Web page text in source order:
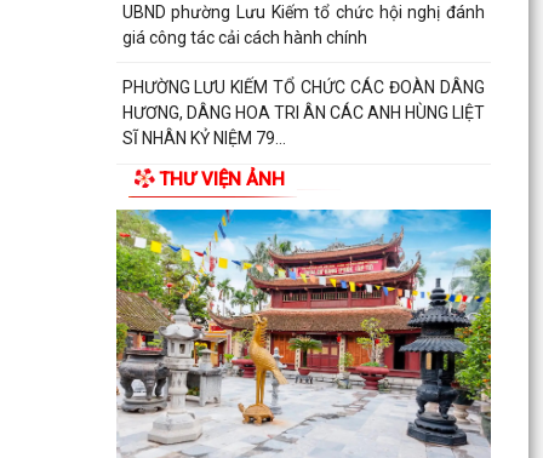
UBND phường Lưu Kiếm tổ chức hội nghị đánh
giá công tác cải cách hành chính
PHƯỜNG LƯU KIẾM TỔ CHỨC CÁC ĐOÀN DÂNG
HƯƠNG, DÂNG HOA TRI ÂN CÁC ANH HÙNG LIỆT
SĨ NHÂN KỶ NIỆM 79...
PHƯỜNG LƯU KIẾM TỔ CHỨC LỄ DÂNG HƯƠNG,
THẮP NẾN TRI ÂN CÁC ANH HÙNG LIỆT SĨ NHÂN
KỶ NIỆM 79 NĂM...
QUY ĐỊNH SỐ 208-QĐ/TW VỀ THI HÀNH ĐIỀU LỆ
ĐẢNG
Báo Đại biểu nhân dân đưa tin: Phường Lưu
Kiếm triển khai “Kỳ họp số” nâng cao hiệu quả
hoạt động...
THƯ VIỆN ẢNH